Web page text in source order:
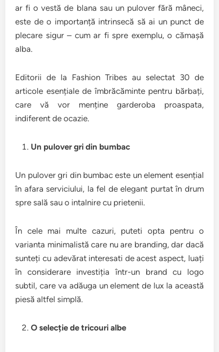
ar fi o vestă de blana sau un pulover fără mâneci,
este de o importanță intrinsecă să ai un punct de
plecare sigur – cum ar fi spre exemplu, o cămașă
alba.
Editorii de la Fashion Tribes au selectat 30 de
articole esențiale de îmbrăcăminte pentru bărbați,
care vă vor menține garderoba proaspata,
indiferent de ocazie.
Un pulover gri din bumbac
Un pulover gri din bumbac este un element esențial
în afara serviciului, la fel de elegant purtat în drum
spre sală sau o intalnire cu prietenii.
În cele mai multe cazuri, puteti opta pentru o
varianta minimalistă care nu are branding, dar dacă
sunteți cu adevărat interesati de acest aspect, luați
în considerare investiția într-un brand cu logo
subtil, care va adăuga un element de lux la această
piesă altfel simplă.
O selecție de tricouri albe